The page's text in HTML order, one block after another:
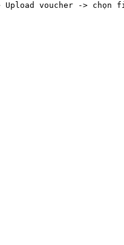
Upload voucher -> chọn